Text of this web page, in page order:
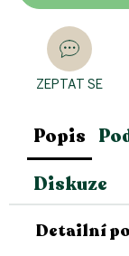
ZEPTAT SE
Popis
Diskuze
Detailní